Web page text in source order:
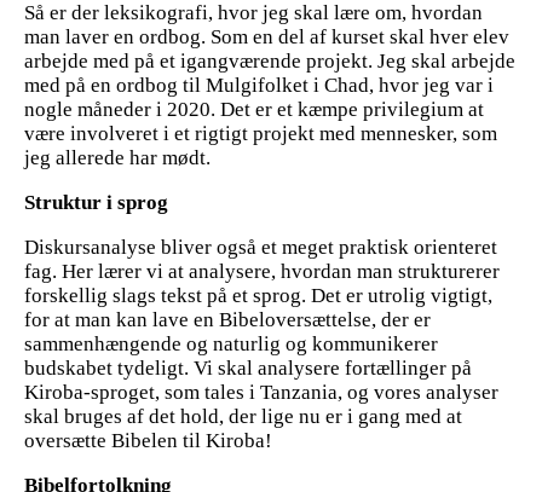
Så er der leksikografi, hvor jeg skal lære om, hvordan
man laver en ordbog. Som en del af kurset skal hver elev
arbejde med på et igangværende projekt. Jeg skal arbejde
med på en ordbog til Mulgifolket i Chad, hvor jeg var i
nogle måneder i 2020. Det er et kæmpe privilegium at
være involveret i et rigtigt projekt med mennesker, som
jeg allerede har mødt.
Struktur i sprog
Diskursanalyse bliver også et meget praktisk orienteret
fag. Her lærer vi at analysere, hvordan man strukturerer
forskellig slags tekst på et sprog. Det er utrolig vigtigt,
for at man kan lave en Bibeloversættelse, der er
sammenhængende og naturlig og kommunikerer
budskabet tydeligt. Vi skal analysere fortællinger på
Kiroba-sproget, som tales i Tanzania, og vores analyser
skal bruges af det hold, der lige nu er i gang med at
oversætte Bibelen til Kiroba!
Bibelfortolkning